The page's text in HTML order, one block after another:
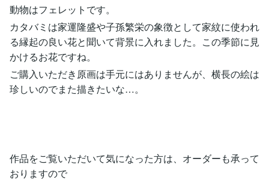
動物はフェレットです。
カタバミは家運隆盛や子孫繁栄の象徴として家紋に使われ
る縁起の良い花と聞いて背景に入れました。この季節に見
かけるお花ですね。
ご購入いただき原画は手元にはありませんが、横長の絵は
珍しいのでまた描きたいな…。
作品をご覧いただいて気になった方は、オーダーも承って
おりますので